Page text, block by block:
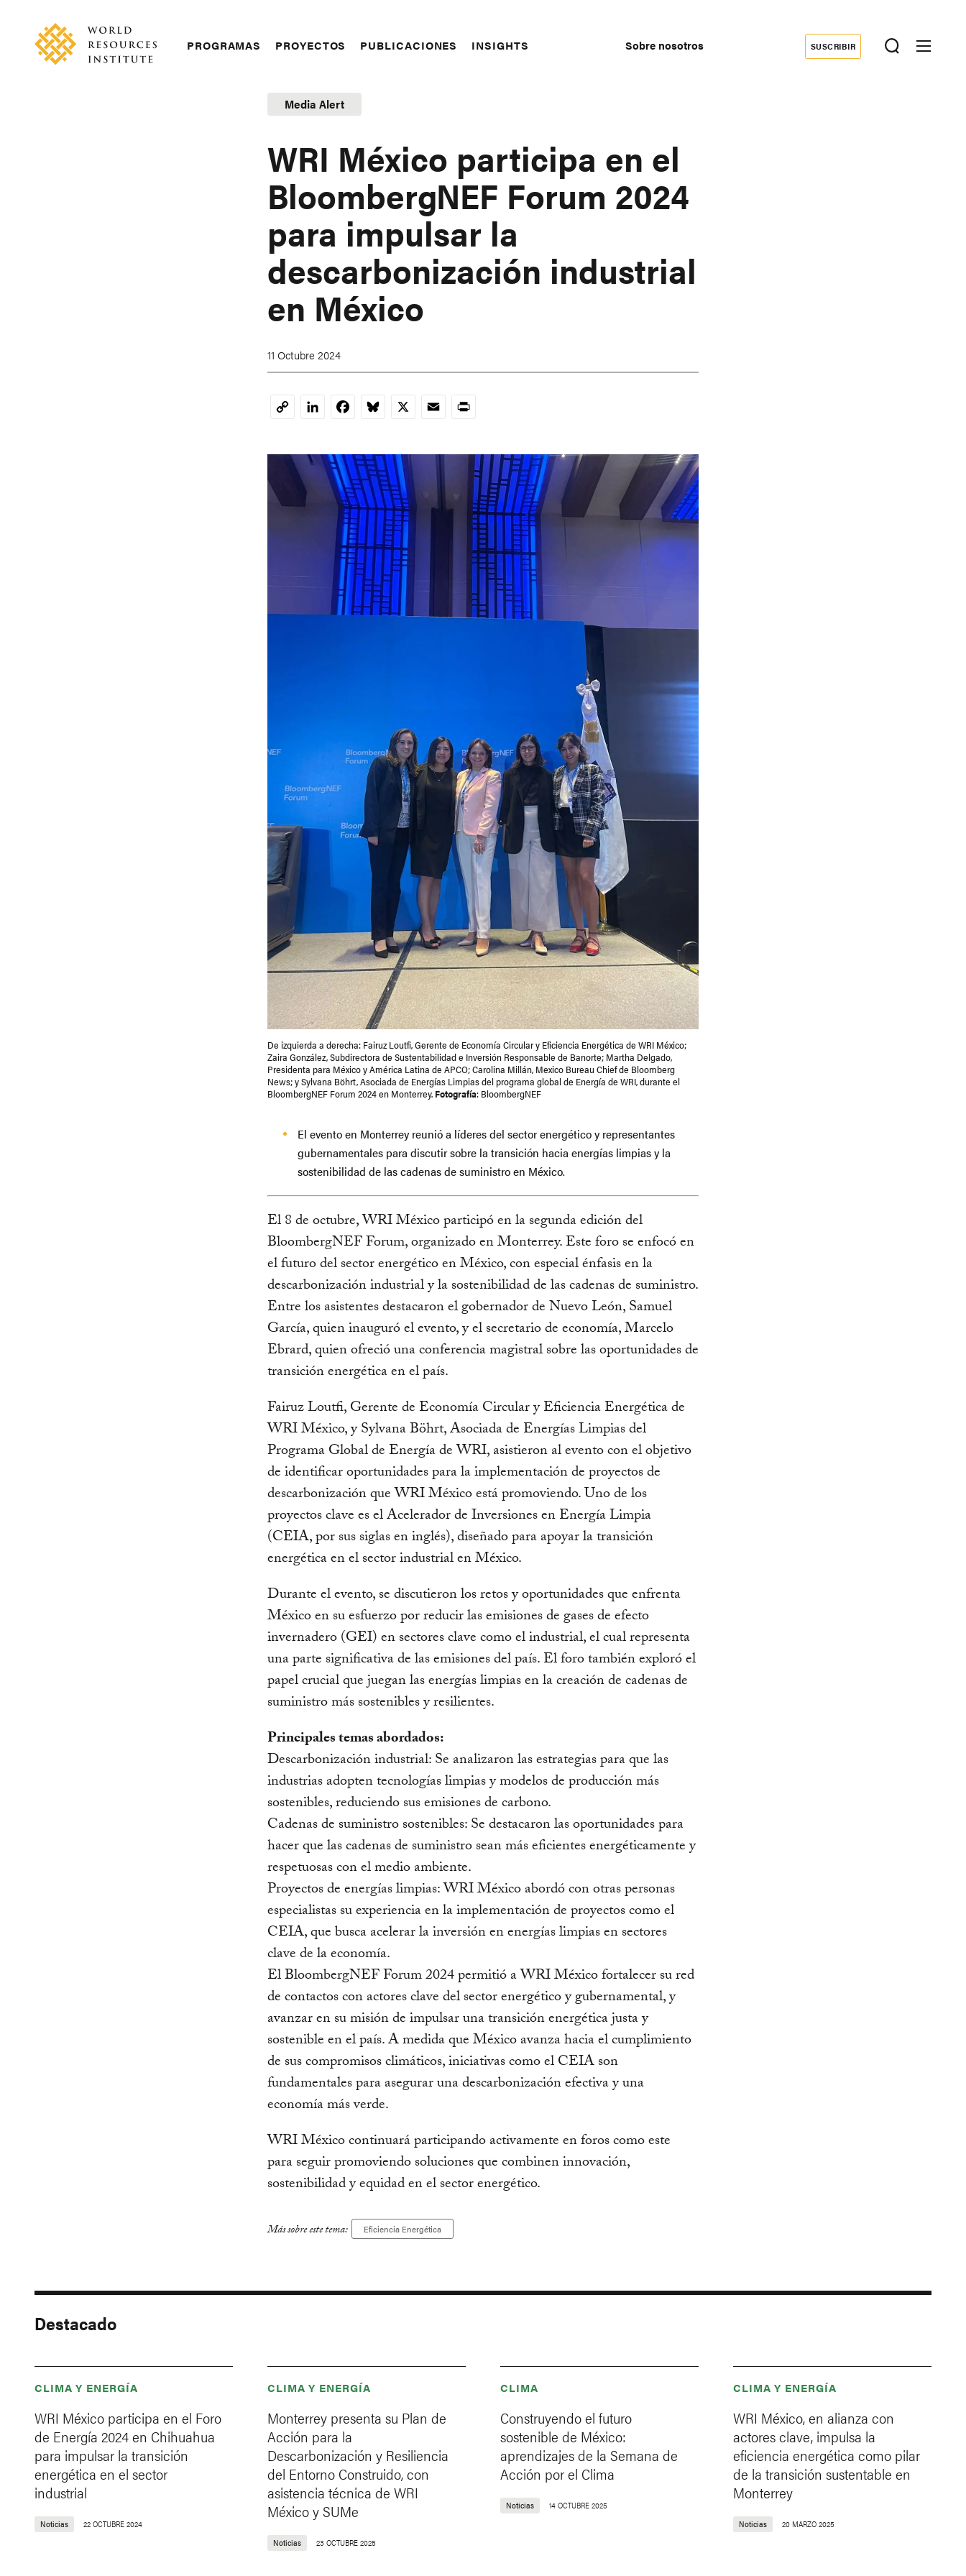
content
Main
PROGRAMAS PROYECTOS PUBLICACIONES INSIGHTS Sobre nosotros
Donate
SUSCRIBIR
Media Alert
WRI México participa en el
BloombergNEF Forum 2024
para impulsar la
descarbonización industrial
en México
11 Octubre 2024
CopyLinkedInFacebookBluesky
X EmailPrint
De izquierda a derecha: Fairuz Loutfi, Gerente de Economía Circular y Eficiencia Energética de WRI México;
Zaira González, Subdirectora de Sustentabilidad e Inversión Responsable de Banorte; Martha Delgado,
Presidenta para México y América Latina de APCO; Carolina Millán, Mexico Bureau Chief de Bloomberg
News; y Sylvana Böhrt, Asociada de Energías Limpias del programa global de Energía de WRI, durante el
BloombergNEF Forum 2024 en Monterrey. Fotografía: BloombergNEF
El evento en Monterrey reunió a líderes del sector energético y representantes
gubernamentales para discutir sobre la transición hacia energías limpias y la
sostenibilidad de las cadenas de suministro en México.
El 8 de octubre, WRI México participó en la segunda edición del
BloombergNEF Forum, organizado en Monterrey. Este foro se enfocó en
el futuro del sector energético en México, con especial énfasis en la
descarbonización industrial y la sostenibilidad de las cadenas de suministro.
Entre los asistentes destacaron el gobernador de Nuevo León, Samuel
García, quien inauguró el evento, y el secretario de economía, Marcelo
Ebrard, quien ofreció una conferencia magistral sobre las oportunidades de
transición energética en el país.
Fairuz Loutfi, Gerente de Economía Circular y Eficiencia Energética de
WRI México, y Sylvana Böhrt, Asociada de Energías Limpias del
Programa Global de Energía de WRI, asistieron al evento con el objetivo
de identificar oportunidades para la implementación de proyectos de
descarbonización que WRI México está promoviendo. Uno de los
proyectos clave es el Acelerador de Inversiones en Energía Limpia
(CEIA, por sus siglas en inglés), diseñado para apoyar la transición
energética en el sector industrial en México.
Durante el evento, se discutieron los retos y oportunidades que enfrenta
México en su esfuerzo por reducir las emisiones de gases de efecto
invernadero (GEI) en sectores clave como el industrial, el cual representa
una parte significativa de las emisiones del país. El foro también exploró el
papel crucial que juegan las energías limpias en la creación de cadenas de
suministro más sostenibles y resilientes.
Principales temas abordados:
Descarbonización industrial: Se analizaron las estrategias para que las
industrias adopten tecnologías limpias y modelos de producción más
sostenibles, reduciendo sus emisiones de carbono.
Cadenas de suministro sostenibles: Se destacaron las oportunidades para
hacer que las cadenas de suministro sean más eficientes energéticamente y
respetuosas con el medio ambiente.
Proyectos de energías limpias: WRI México abordó con otras personas
especialistas su experiencia en la implementación de proyectos como el
CEIA, que busca acelerar la inversión en energías limpias en sectores
clave de la economía.
El BloombergNEF Forum 2024 permitió a WRI México fortalecer su red
de contactos con actores clave del sector energético y gubernamental, y
avanzar en su misión de impulsar una transición energética justa y
sostenible en el país. A medida que México avanza hacia el cumplimiento
de sus compromisos climáticos, iniciativas como el CEIA son
fundamentales para asegurar una descarbonización efectiva y una
economía más verde.
WRI México continuará participando activamente en foros como este
para seguir promoviendo soluciones que combinen innovación,
sostenibilidad y equidad en el sector energético.
Más sobre este tema: Eficiencia Energética
Destacado
CLIMA Y ENERGÍA
WRI México participa en el Foro
de Energía 2024 en Chihuahua
para impulsar la transición
energética en el sector
industrial
Noticias 22 OCTUBRE 2024
CLIMA Y ENERGÍA
Monterrey presenta su Plan de
Acción para la
Descarbonización y Resiliencia
del Entorno Construido, con
asistencia técnica de WRI
México y SUMe
Noticias 23 OCTUBRE 2025
CLIMA
Construyendo el futuro
sostenible de México:
aprendizajes de la Semana de
Acción por el Clima
Noticias 14 OCTUBRE 2025
CLIMA Y ENERGÍA
WRI México, en alianza con
actores clave, impulsa la
eficiencia energética como pilar
de la transición sustentable en
Monterrey
Noticias 20 MARZO 2025